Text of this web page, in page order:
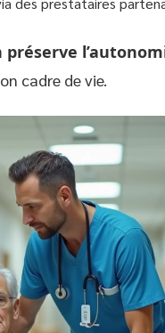
préserve
cadre de vie.